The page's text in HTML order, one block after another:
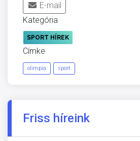
E-mail
Kategória
SPORT HÍREK
Címke
olimpia sport
Friss híreink